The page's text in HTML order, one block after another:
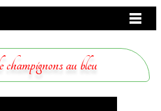
champignons au bleu